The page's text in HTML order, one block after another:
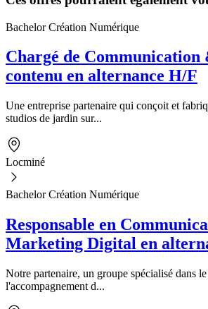
Bachelor Création Numérique
Chargé de Communication
contenu en alternance H/F
Une entreprise partenaire qui conçoit et
studios de jardin sur...
Locminé
Bachelor Création Numérique
Responsable en
Marketing Digital en
Notre partenaire, un groupe spécialisé dans
l'accompagnement d...